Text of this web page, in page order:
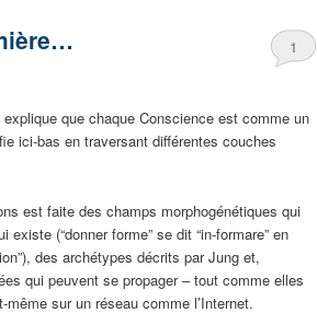
1
que chaque Conscience est comme un
ici-bas en traversant différentes couches
est faite des champs morphogénétiques qui
existe (“donner forme” se dit “in-formare” en
des archétypes décrits par Jung et,
qui peuvent se propager – tout comme elles
sur un réseau comme l’Internet.